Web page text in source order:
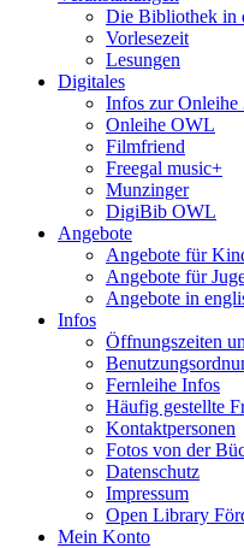
Die Bibliothek in
Vorlesezeit
Lesungen
Digitales
Infos zur Onleihe
Onleihe OWL
Filmfriend
Freegal music+
Munzinger
DigiBib OWL
Angebote
Angebote für
Angebote für
Angebote in
Infos
Öffnungszeiten
Fernleihe Infos
Häufig gestellte
Kontaktpersonen
Fotos von der
Datenschutz
Impressum
Open Library
Mein Konto